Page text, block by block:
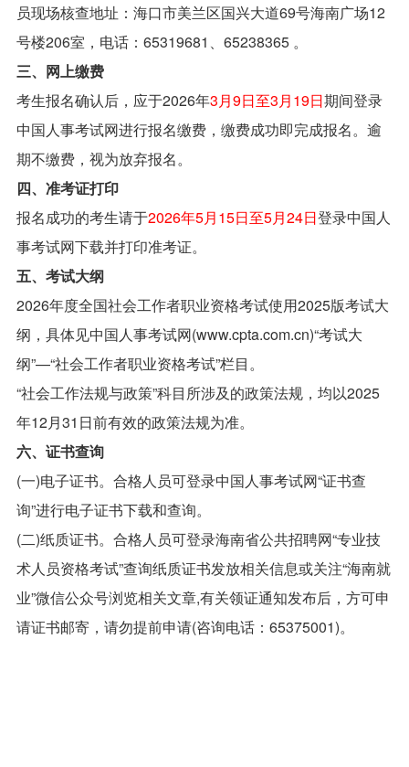
员现场核查地址：海口市美兰区国兴大道69号海南广场12
号楼206室，电话：65319681、65238365 。
三、网上缴费
考生报名确认后，应于2026年3月9日至3月19日期间登录
中国人事考试网进行报名缴费，缴费成功即完成报名。逾
期不缴费，视为放弃报名。
四、准考证打印
报名成功的考生请于2026年5月15日至5月24日登录中国人
事考试网下载并打印准考证。
五、考试大纲
2026年度全国社会工作者职业资格考试使用2025版考试大
纲，具体见中国人事考试网(www.cpta.com.cn)“考试大
纲”—“社会工作者职业资格考试”栏目。
“社会工作法规与政策”科目所涉及的政策法规，均以2025
年12月31日前有效的政策法规为准。
六、证书查询
(一)电子证书。合格人员可登录中国人事考试网“证书查
询”进行电子证书下载和查询。
(二)纸质证书。合格人员可登录海南省公共招聘网“专业技
术人员资格考试”查询纸质证书发放相关信息或关注“海南就
业”微信公众号浏览相关文章,有关领证通知发布后，方可申
请证书邮寄，请勿提前申请(咨询电话：65375001)。